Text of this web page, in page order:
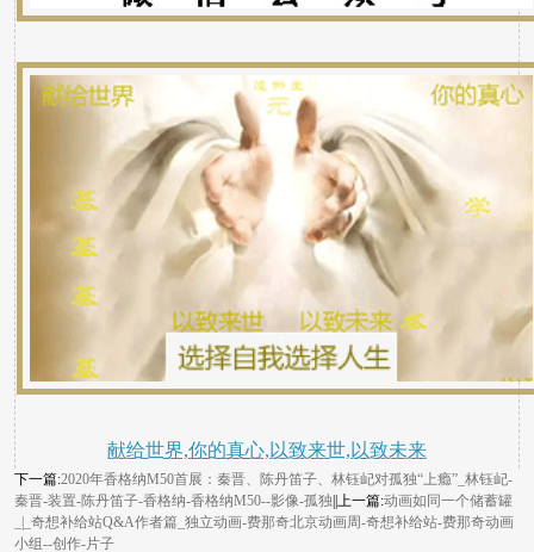
献给世界,你的真心,以致来世,以致未来
下一篇:2020年香格纳M50首展：秦晋、陈丹笛子、林钰屺对孤独“上瘾”_林钰屺-
秦晋-装置-陈丹笛子-香格纳-香格纳M50--影像-孤独 ||上一篇:动画如同一个储蓄罐
_|_奇想补给站Q&A作者篇_独立动画-费那奇北京动画周-奇想补给站-费那奇动画
小组--创作-片子